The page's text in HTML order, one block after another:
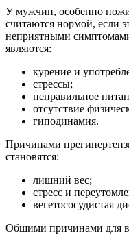
У мужчин, особенно
считаются нормой, если
неприятными
являются:
курение и
стрессы;
неправильное
отсутствие
гиподинамия.
Причинами
становятся:
лишний вес;
стресс и
вегетососудистая
Общими причинами для